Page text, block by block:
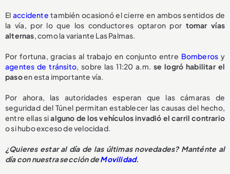
El accidente también ocasionó el cierre en ambos sentidos de
la vía, por lo que los conductores optaron por tomar vías
alternas, como la variante Las Palmas.
Por fortuna, gracias al trabajo en conjunto entre Bomberos y
agentes de tránsito, sobre las 11:20 a.m. se logró habilitar el
pasoen esta importante vía.
Por ahora, las autoridades esperan que las cámaras de
seguridad del Túnel permitan establecer las causas del hecho,
entre ellas sialguno de los vehículos invadió el carril contrario
o si hubo exceso de velocidad.
¿Quieres estar al día de las últimas novedades? Manténte al
día con nuestra sección deMovilidad.